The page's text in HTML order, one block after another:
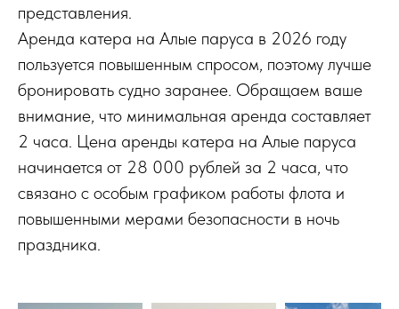
представления.
Аренда катера на Алые паруса в 2026 году
пользуется повышенным спросом, поэтому лучше
бронировать судно заранее. Обращаем ваше
внимание, что минимальная аренда составляет
2 часа. Цена аренды катера на Алые паруса
начинается от 28 000 рублей за 2 часа, что
связано с особым графиком работы флота и
повышенными мерами безопасности в ночь
праздника.